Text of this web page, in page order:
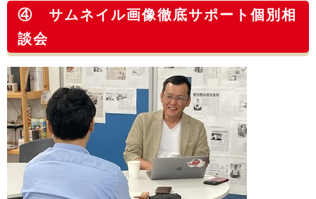
④ サムネイル画像徹底サポート個別相
談会